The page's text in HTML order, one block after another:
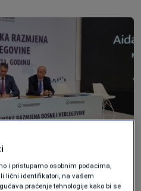
i pristupamo osobnim podacima,
lični identifikatori, na vašem
praćenje tehnologije kako bi se